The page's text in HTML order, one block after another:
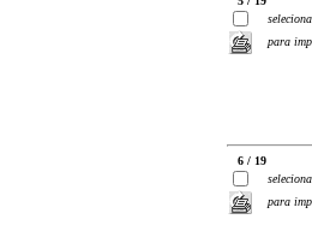
seleciona
para
6 / 19
seleciona
para